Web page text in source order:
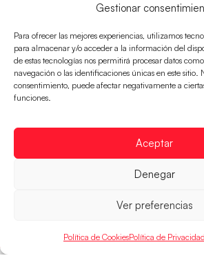
Gestionar
Para ofrecer las mejores experiencias, utilizamos
para almacenar y/o acceder a la información del
de estas tecnologías nos permitirá procesar datos
navegación o las identificaciones únicas en este sitio.
consentimiento, puede afectar negativamente a
funciones.
Aceptar
Denegar
Ver preferencias
Política de CookiesPolítica de Privacidad
Las Guerreras Juveniles
un billete para las semifinales
15:00 h, los cuartos de final del